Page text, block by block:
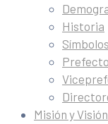
Historia
Prefecto
Misión y Visión